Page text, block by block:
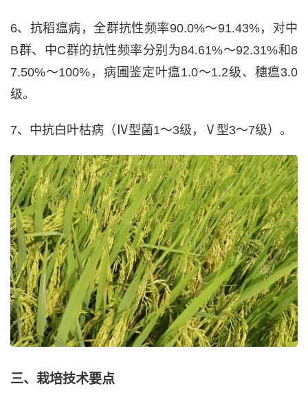
6、抗稻瘟病，全群抗性频率90.0%～91.43%，对中
B群、中C群的抗性频率分别为84.61%～92.31%和8
7.50%～100%，病圃鉴定叶瘟1.0～1.2级、穗瘟3.0
级。
7、中抗白叶枯病（Ⅳ型菌1～3级，Ⅴ型3～7级）。
三、栽培技术要点